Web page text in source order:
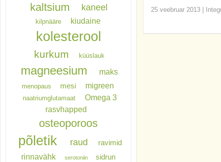
25 veebruar 2013
kaltsium kaneel
kilpnääre kiudaine
kolesterool
kurkum küüslauk
magneesium maks
menopaus mesi migreen
naatriumglutamaat
Omega 3
rasvhapped
osteoporoos
põletik raud ravimid
rinnavähk serotoniin sidrun